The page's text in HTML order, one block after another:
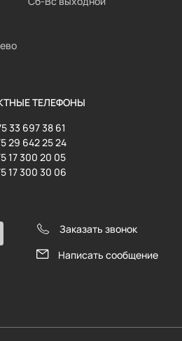
ТЕЛЕФОНЫ
33 697 38 61
29 642 25 24
17 300 20 05
17 300 30 06
Заказать звонок
Написать сообщение